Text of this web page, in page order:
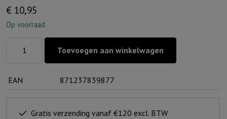
€ 10,95
Op voorraad
Uw
liefde
Toevoegen aan winkelwagen
EAN 871237839877
Gratis verzending vanaf €120 excl. BTW